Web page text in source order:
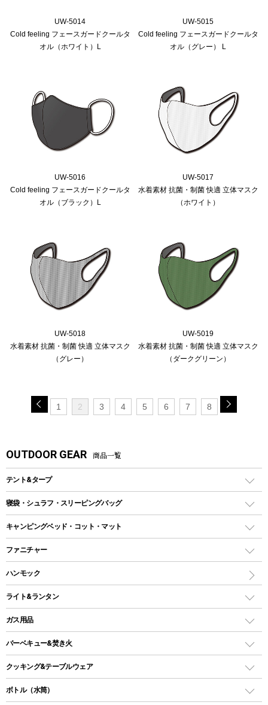
UW-5014
Cold feeling フェースガードクールタ
オル（ホワイト）L
UW-5015
Cold feeling フェースガードクールタ
オル（グレー） L
UW-5016
Cold feeling フェースガードクールタ
オル（ブラック）L
UW-5017
水着素材 抗菌・制菌 快適 立体マスク
（ホワイト）
UW-5018
水着素材 抗菌・制菌 快適 立体マスク
（グレー）
UW-5019
水着素材 抗菌・制菌 快適 立体マスク
（ダークグリーン）
1 2 3 4 5 6 7 8
OUTDOOR GEAR 商品一覧
テント&タープ
テント
ツールームテント
ワンポールテント
シェルターテント
ロッジ型・オリジナルテント
タープ
スクエアタープ（レクタタープ）
メッシュタープ
寝袋・シュラフ・スリーピングバッグ
レクタングラー型（封筒型）シュラフ
インナーシュラフ
キャンピングベッド・コット・マット
キャンピングベッド・コット
インフレータブルマット
ファニチャー
アウトドアテーブル
レジャーシート
ハンモック
ライト&ランタン
LEDランタン
ガスランタン
オイルランタン
LEDライト
ガス用品
ガスバーナー
ガス缶
バーベキュー&焚き火
バーベキューコンロ、グリル
焚き火台タイプ（ロースタイル）グリル
クッキング&テーブルウェア
ダッチオーブン
ボトル（水筒）